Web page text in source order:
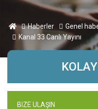
Haberler
Genel
Kanal 33 Canlı Yayını
BIZE ULAŞIN